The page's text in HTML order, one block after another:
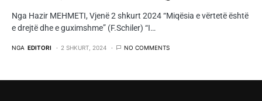
Nga Hazir MEHMETI, Vjenë 2 shkurt 2024 “Miqësia e vërtetë është
e drejtë dhe e guximshme” (F.Schiler) “I…
NGA EDITORI 2 SHKURT, 2024 NO COMMENTS